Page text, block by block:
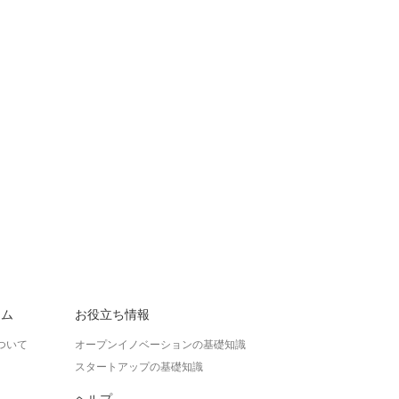
いて
お役立ち情報
オープンイノベーションの基礎知識
スタートアップの基礎知識